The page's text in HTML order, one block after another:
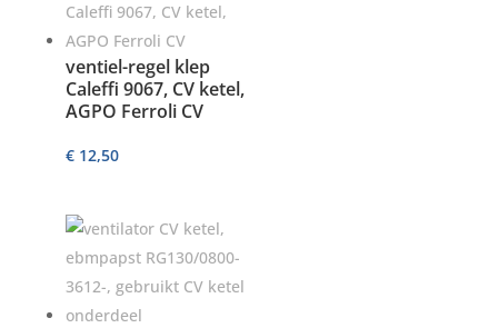
ventiel-regel klep
Caleffi 9067, CV ketel,
AGPO Ferroli CV
€12,50